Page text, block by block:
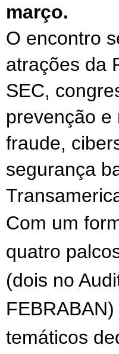
março.
O encontro
atrações da
SEC,
prevenção e
fraude,
segurança
Com um
quatro
(dois no
temáticos